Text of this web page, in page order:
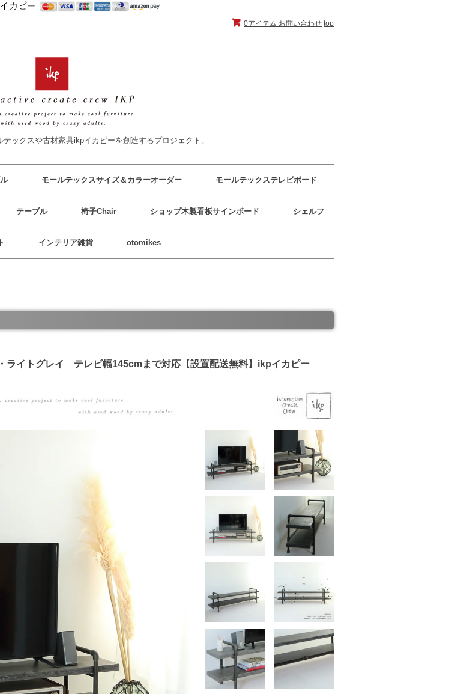
0アイテム お問い合わせ top
ックスや古材家具ikpイカピーを創造するプロジェクト。
モールテックスサイズ＆カラーオーダー モールテックステレビボード
テーブル 椅子Chair ショップ木製看板サインボード シェルフ
インテリア雑貨 otomikes
ライトグレイ テレビ幅145cmまで対応【設置配送無料】ikpイカピー